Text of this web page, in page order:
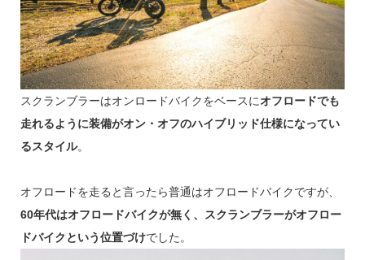
スクランブラーはオンロードバイクをベースにオフロードでも
走れるように装備がオン・オフのハイブリッド仕様になってい
るスタイル。
オフロードを走ると言ったら普通はオフロードバイクですが、
60年代はオフロードバイクが無く、スクランブラーがオフロー
ドバイクという位置づけでした。